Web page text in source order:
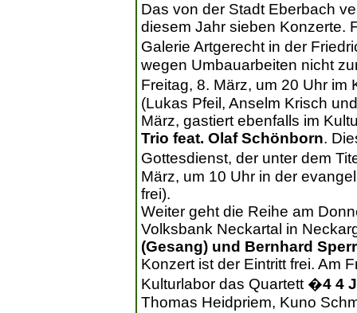
Das von der Stadt Eberbach
diesem Jahr sieben Konzerte.
Galerie Artgerecht in der
wegen Umbauarbeiten nicht
Freitag, 8. März, um 20 Uhr
(Lukas Pfeil, Anselm Krisch
März, gastiert ebenfalls im
Trio feat. Olaf Schönborn.
Gottesdienst, der unter dem
März, um 10 Uhr in der
frei).
Weiter geht die Reihe am
Volksbank Neckartal in
(Gesang) und Bernhard
Konzert ist der Eintritt frei. Am
Kulturlabor das Quartett �4 4
Thomas Heidpriem, Kuno